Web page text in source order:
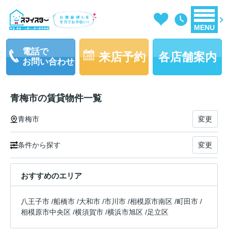
MENU
電話で
お問い合わせ
来店予約 各店舗案内
青梅市の賃貸物件一覧
青梅市 変更
条件から探す 変更
おすすめのエリア
八王子市 /船橋市 /大和市 /市川市 /相模原市南区 /町田市 /
相模原市中央区 /横須賀市 /横浜市旭区 /足立区